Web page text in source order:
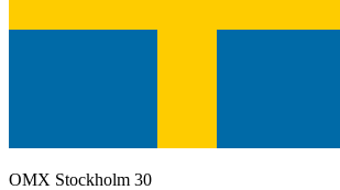
OMX Stockholm 30